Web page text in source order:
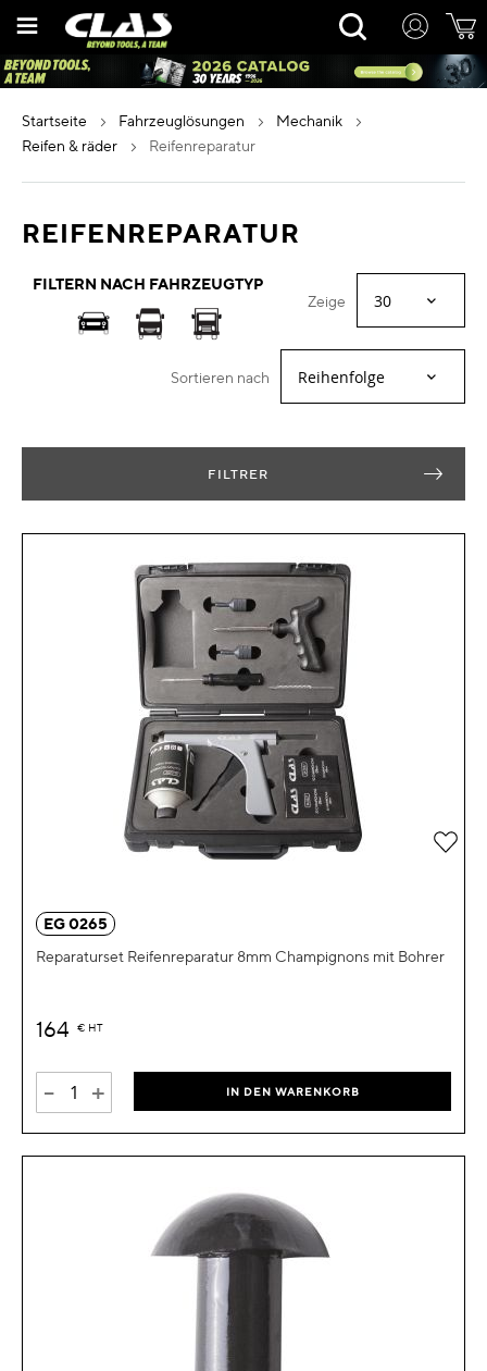
Inhalt
Rechercher
startseite fahrzeuglösungen
mechanik
reifen & räder
reifenreparatur
REIFENREPARATUR
FILTERN NACH FAHRZEUGTYP
Zeige
Sortieren nach
FILTRER
EG 0265
Reparaturset Reifenreparatur 8mm Champignons mit Bohrer
164 € HT
- + IN DEN WARENKORB
Zur